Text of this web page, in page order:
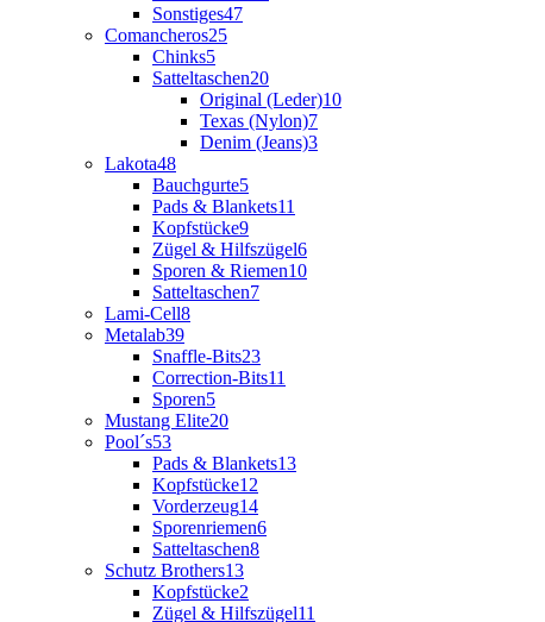
Sonstiges47
Comancheros25
Chinks5
Satteltaschen20
Original (Leder)10
Texas (Nylon)7
Denim (Jeans)3
Lakota48
Bauchgurte5
Pads & Blankets11
Kopfstücke9
Zügel & Hilfszügel6
Sporen & Riemen10
Satteltaschen7
Lami-Cell8
Metalab39
Snaffle-Bits23
Correction-Bits11
Sporen5
Mustang Elite20
Pool´s53
Pads & Blankets13
Kopfstücke12
Vorderzeug14
Sporenriemen6
Satteltaschen8
Schutz Brothers13
Kopfstücke2
Zügel & Hilfszügel11